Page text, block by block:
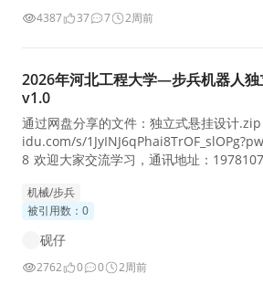
4387 37 7 2周前
2026年河北工程大学—步兵机器人独
v1.0
通过网盘分享的文件：独立式悬挂设计
idu.com/s/
8 欢迎大家交流学习，通讯地址：
机械/步兵
被引用数：0
砚仔
2762 0 0 2周前